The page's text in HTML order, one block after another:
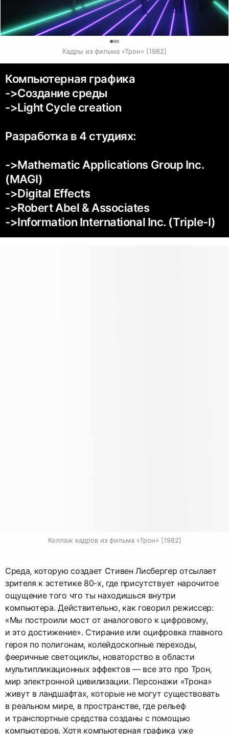
Кадры из фильма «Трон» [1982]
Компьютерная графика
->Создание среды
->Light Cycle сreation
Разработка в 4 студиях:
->Mathematic Applications Group Inc.
(MAGI)
->Digital Effects
->Robert Abel & Associates
->Information International Inc. (Triple-I)
Коллаж кадров из фильма «Трон» [1982]
Среда, которую создает Стивен Лисбергер отсылает
зрителя к эстетике 80-х, где присутствует нарочитое
ощущение того что ты находишься внутри
компьютера. Действительно, как говорил режиссер:
«Мы построили мост от аналогового к цифровому,
и это достижение». Стирание или оцифровка главного
героя по полигонам, колейдоскопные переходы,
фееричные светоциклы, новаторство в области
мультипликационных эффектов — все это про Трон,
мир электронной цивилизации. Персонажи «Трона»
живут в ландшафтах, которые не могут существовать
в реальном мире, в пространстве, где рельеф
и транспортные средства созданы с помощью
компьютеров. Хотя компьютерная графика уже